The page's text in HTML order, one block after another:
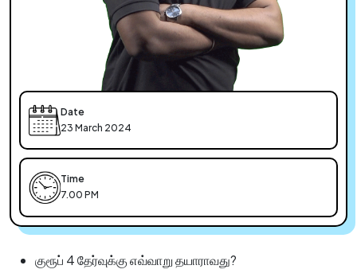
Date
23 March 2024
Time
7.00 PM
குரூப் 4 தேர்வுக்கு எவ்வாறு தயாராவது?